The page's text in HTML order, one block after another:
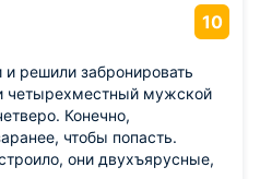
10
решили забронировать
четырехместный мужской
Конечно,
чтобы попасть.
они двухъярусные,